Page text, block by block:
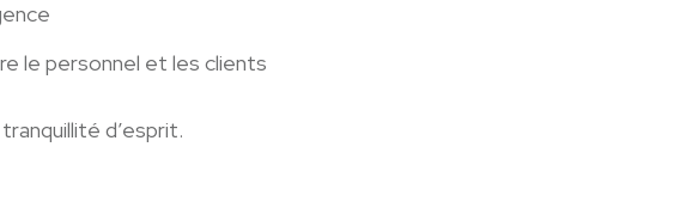
le personnel et les clients
d’esprit.